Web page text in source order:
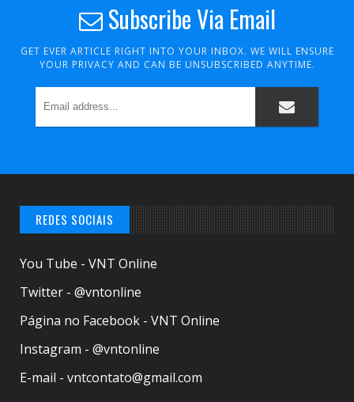
Subscribe Via Email
GET EVER ARTICLE RIGHT INTO YOUR INBOX. WE WILL ENSURE
YOUR PRIVACY AND CAN BE UNSUBSCRIBED ANYTIME.
REDES SOCIAIS
You Tube - VNT Online
Twitter - @vntonline
Página no Facebook - VNT Online
Instagram - @vntonline
E-mail - vntcontato@gmail.com